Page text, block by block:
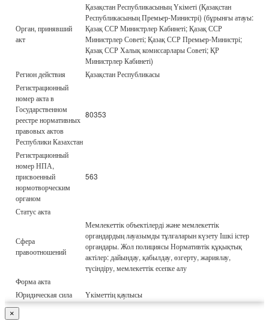
Орган, принявший
акт
Қазақстан Республикасының Үкіметі (Қазақстан
Республикасының Премьер-Министрі) (бұрынғы атауы:
Қазақ ССР Министрлер Кабинеті; Қазақ ССР
Министрлер Советі; Қазақ ССР Премьер-Министрі;
Қазақ ССР Халық комиссарлары Советі; ҚР
Министрлер Кабинеті)
Регион действия
Қазақстан Республикасы
Регистрационный
номер акта в
Государственном
реестре нормативных
правовых актов
Республики Казахстан
80353
Регистрационный
номер НПА,
присвоенный
нормотворческим
органом
563
Статус акта
Сфера
правоотношений
Мемлекеттік объектілерді және мемлекеттік
органдардың лауазымды тұлғаларын күзету Ішкі істер
органдары. Жол полициясы Нормативтік құқықтық
актілер: дайындау, қабылдау, өзгерту, жариялау,
түсіндіру, мемлекеттік есепке алу
Форма акта
Юридическая сила
Үкіметтің қаулысы
×